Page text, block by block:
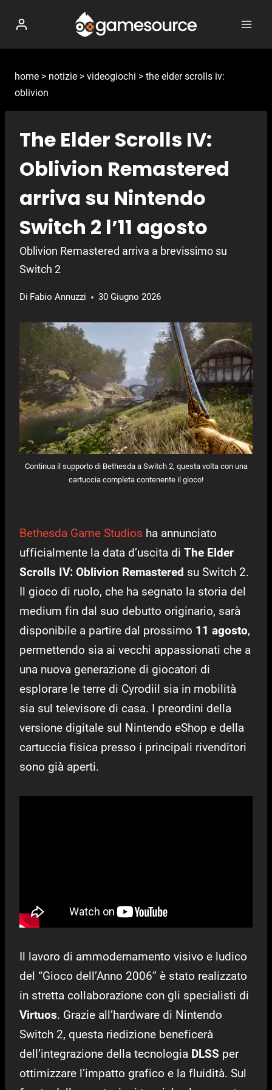
contenuto
home > notizie > videogiochi > the elder scrolls iv:
oblivion
The Elder Scrolls IV:
Oblivion Remastered
arriva su Nintendo
Switch 2 l’11 agosto
Oblivion Remastered arriva a brevissimo su
Switch 2
Di Fabio Annuzzi 30 Giugno 2026
Continua il supporto di Bethesda a Switch 2, questa volta con una
cartuccia completa contenente il gioco!
Bethesda Game Studios ha annunciato
ufficialmente la data d’uscita di The Elder
Scrolls IV: Oblivion Remastered su Switch 2.
Il gioco di ruolo, che ha segnato la storia del
medium fin dal suo debutto originario, sarà
disponibile a partire dal prossimo 11 agosto,
permettendo sia ai vecchi appassionati che a
una nuova generazione di giocatori di
esplorare le terre di Cyrodiil sia in mobilità
sia sul televisore di casa. I preordini della
versione digitale sul Nintendo eShop e della
cartuccia fisica presso i principali rivenditori
sono già aperti.
Il lavoro di ammodernamento visivo e ludico
del “Gioco dell’Anno 2006” è stato realizzato
in stretta collaborazione con gli specialisti di
Virtuos. Grazie all’hardware di Nintendo
Switch 2, questa riedizione beneficerà
dell’integrazione della tecnologia DLSS per
ottimizzare l’impatto grafico e la fluidità. Sul